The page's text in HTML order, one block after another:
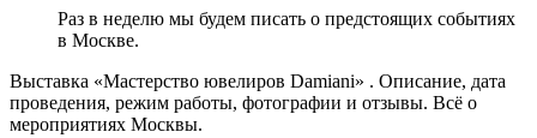
Раз в неделю мы будем писать о предстоящих событиях
в Москве.
Выставка «Мастерство ювелиров Damiani» . Описание, дата
проведения, режим работы, фотографии и отзывы. Всё о
мероприятиях Москвы.